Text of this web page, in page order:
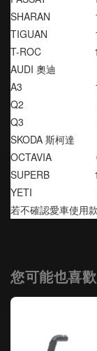
SHARAN
TIGUAN
T-ROC
AUDI 奧迪
A3
Q2
Q3
SKODA 斯柯達
OCTAVIA
SUPERB
YETI
若不確認愛車使用
您可能也喜歡